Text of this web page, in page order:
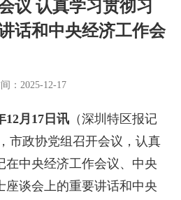
议 认真学习贯彻习
话和中央经济工作会
：2025-12-17
12月17日讯（深圳特区报记
市政协党组召开会议，认真
在中央经济工作会议、中央
座谈会上的重要讲话和中央